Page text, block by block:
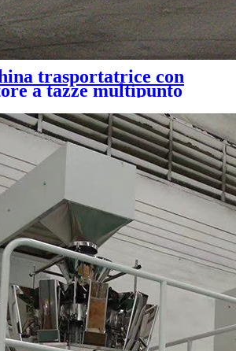
trasportatrice con
a tazze multipunto